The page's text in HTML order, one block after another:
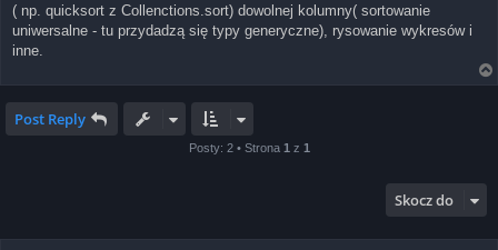
( np. quicksort z Collenctions.sort) dowolnej kolumny( sortowanie
uniwersalne - tu przydadzą się typy generyczne), rysowanie wykresów i
inne.
Post Reply
Posty: 2 • Strona 1 z 1
Skocz do